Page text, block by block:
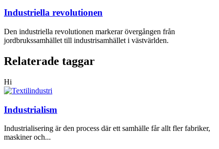
Industriella revolutionen
Den industriella revolutionen markerar övergången från
jordbrukssamhället till industrisamhället i västvärlden.
Relaterade taggar
Hi
Industrialism
Industrialisering är den process där ett samhälle får allt fler fabriker,
maskiner och...